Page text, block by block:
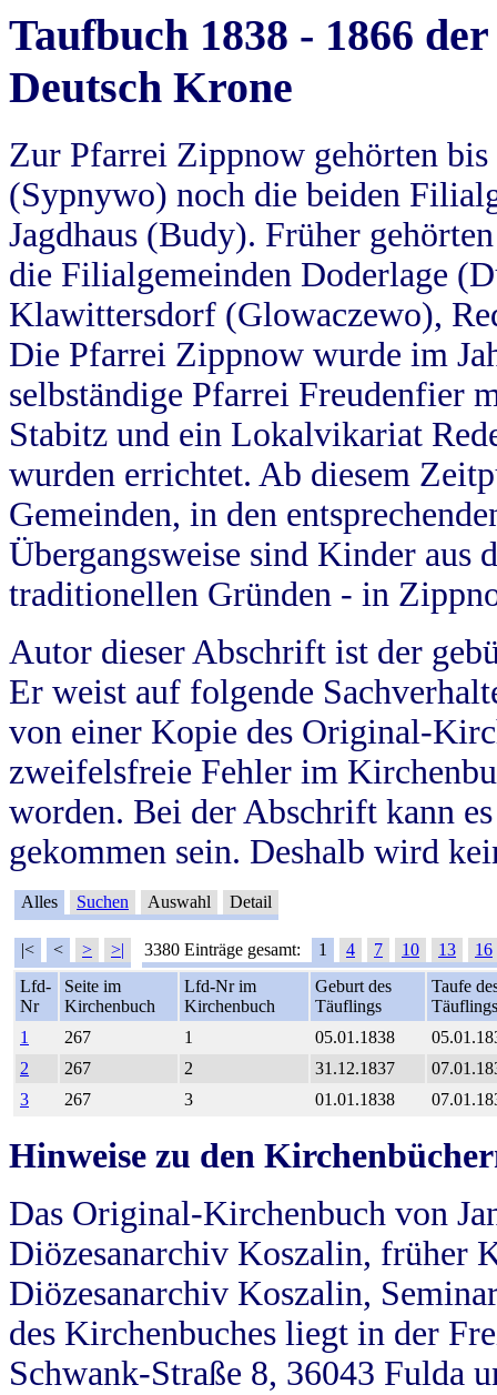
Taufbuch 1838 - 1866
Deutsch Krone
Zur Pfarrei Zippnow gehörten
(Sypnywo) noch die beiden
Jagdhaus (Budy). Früher
die Filialgemeinden Doderlage
Klawittersdorf (Glowaczewo),
Die Pfarrei Zippnow wurde im
selbständige Pfarrei Freudenfier
Stabitz und ein Lokalvikariat
wurden errichtet. Ab diesem
Gemeinden, in den
Übergangsweise sind Kinder aus
traditionellen Gründen - in
Autor dieser Abschrift ist der
Er weist auf folgende
von einer Kopie des Original-
zweifelsfreie Fehler im
worden. Bei der Abschrift kann
gekommen sein. Deshalb wird
Alles Suchen Auswahl Detail
|< < > >| 3380 Einträge gesamt: 1 4 7 10 13
16
Lfd-
Nr
Seite im
Kirchenbuch
Lfd-Nr im
Kirchenbuch
Geburt des
Täuflings
Taufe
Täuflings
1
267 1 05.01.1838
2
267 2 31.12.1837
3
267 3 01.01.1838
Hinweise zu den
Das Original-Kirchenbuch von
Diözesanarchiv Koszalin, früher
Diözesanarchiv Koszalin,
des Kirchenbuches liegt in der
Schwank-Straße 8, 36043 Fulda